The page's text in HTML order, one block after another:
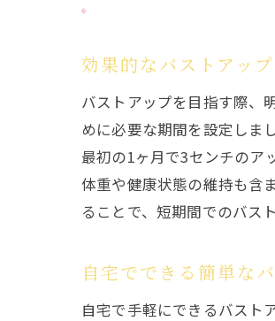
効果的なバストアッ
バストアップを目指す際、
めに必要な期間を設定しま
最初の1ヶ月で3センチのア
体重や健康状態の維持も含
ることで、短期間でのバス
自宅でできる簡単な
自宅で手軽にできるバスト